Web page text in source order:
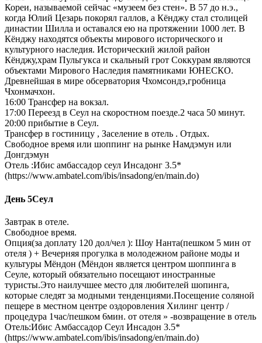
Кореи, называемой сейчас «музеем без стен». В 57 до н.э.,
когда Юлий Цезарь покорял галлов, а Кёнджу стал столицей
династии Шилла и оставался ею на протяжении 1000 лет. В
Кёнджу находятся объекты мирового исторического и
культурного наследия. Исторический жилой район
Кёнджу,храм Пульгукса и скальный грот Соккурам являются
объектами Мирового Наследия памятниками ЮНЕСКО.
Древнейшая в мире обсерватория Чхомсондэ,гробница
Чхонмачхон.
16:00 Трансфер на вокзал.
17:00 Переезд в Сеул на скоростном поезде.2 часа 50 минут.
20:00 прибытие в Сеул.
Трансфер в гостиницу , Заселение в отель . Отдых.
Свободное время или шоппинг на рынке Намдэмун или
Донгдэмун
Отель :Ибис амбассадор сеул Инсадонг 3.5*
(https://www.ambatel.com/ibis/insadong/en/main.do)
День 5Сеул
Завтрак в отеле.
Свободное время.
Опция(за доплату 120 дол/чел ): Шоу Нанта(пешком 5 мин от
отеля ) + Вечерняя прогулка в молодежном районе моды и
культуры Мёндон (Мёндон является центром шоппинга в
Сеуле, который обязательно посещают иностранные
туристы.Это наилучшее место для любителей шопинга,
которые следят за модными тенденциями.Посещение соляной
пещере в местном центре оздоровления Хилинг центр /
процедура 1час/пешком 6мин. от отеля » -возвращение в отель
Отель:Ибис Амбассадор Сеул Инсадон 3.5*
(https://www.ambatel.com/ibis/insadong/en/main.do)